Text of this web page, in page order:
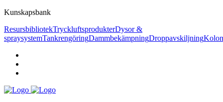
Kunskapsbank
ResursbibliotekTryckluftsprodukterDysor &
spraysystemTankrengöringDammbekämpningDroppavskiljning